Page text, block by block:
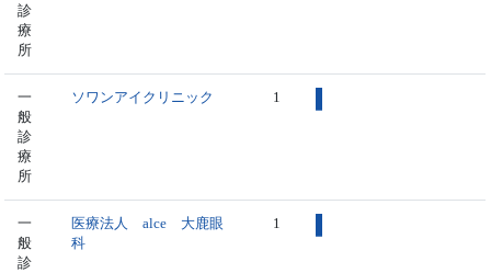
診
療
所
一
般
診
療
所
ソワンアイクリニック 1
一
般
診
医療法人 alce 大鹿眼
科
1